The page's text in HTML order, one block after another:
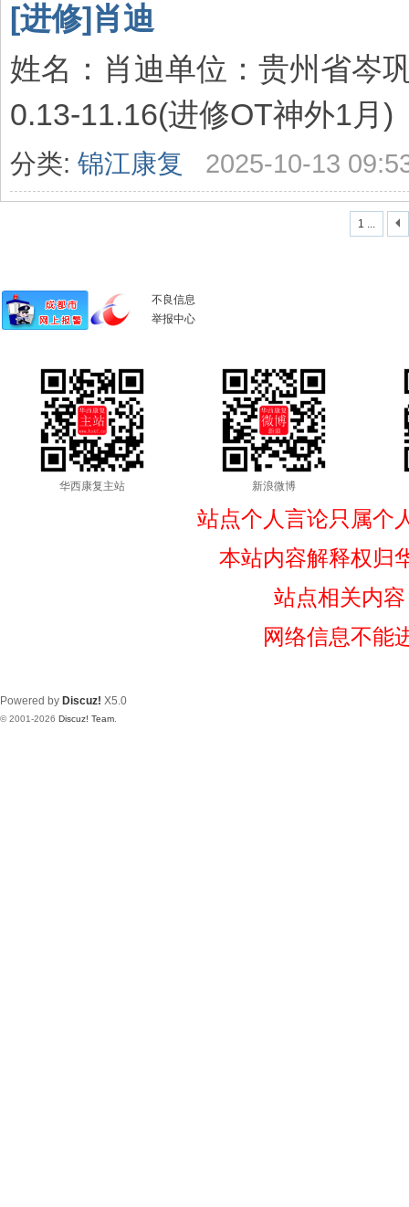
[进修]肖迪
姓名：肖迪单位：贵州省岑
0.13-11.16(进修OT神外1月)
分类: 锦江康复 2025-10-13
1 ...
不良信息
举报中心
华西康复主站 新浪微博
站点个人言论只属个
本站内容解释权归
站点相关内
网络信息不能
Powered by Discuz! X5.0
© 2001-2026 Discuz! Team